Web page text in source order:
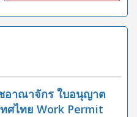
อาณาจักร ใบอนุญาต
ศไทย Work Permit